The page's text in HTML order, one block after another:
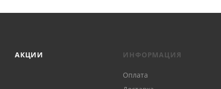
АКЦИИ ИНФОРМАЦИЯ
Оплата